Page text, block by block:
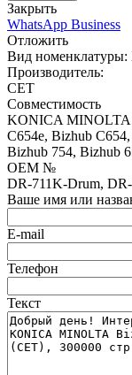
Закрыть
WhatsApp Business
Отложить
Вид номенклатуры:
Производитель:
CET
Совместимость
KONICA MINOLTA:
C654e, Bizhub
Bizhub 754, Bizhub
OEM №
DR-711K-Drum,
Ваше имя или
E-mail
Телефон
Текст